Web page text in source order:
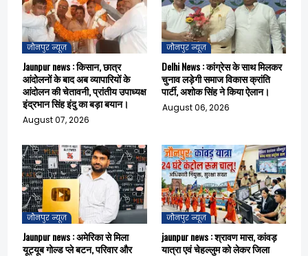
जौनपुर न्यूज़
Jaunpur news : किसान, छात्र
आंदोलनों के बाद अब व्यापारियों के
आंदोलन की चेतावनी, प्रांतीय उपाध्यक्ष
इंद्रभान सिंह इंदु का बड़ा बयान।
August 07, 2026
जौनपुर न्यूज़
Delhi News : कांग्रेस के साथ मिलकर
चुनाव लड़ेगी समाज विकास क्रांति
पार्टी, अशोक सिंह ने किया ऐलान।
August 06, 2026
जौनपुर न्यूज़
Jaunpur news : अमेरिका से मिला
यूट्यूब गोल्ड प्ले बटन, परिवार और
जौनपुर न्यूज़
jaunpur news : श्रावण मास, कांवड़
यात्रा एवं चेहल्लुम को लेकर जिला